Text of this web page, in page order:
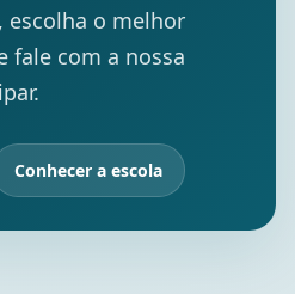
escolha o melhor
fale com a nossa
Conhecer a escola